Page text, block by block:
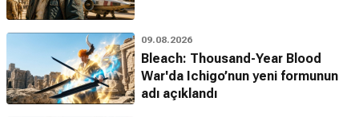
09.08.2026
Bleach: Thousand-Year Blood
War'da Ichigo’nun yeni formunun
adı açıklandı